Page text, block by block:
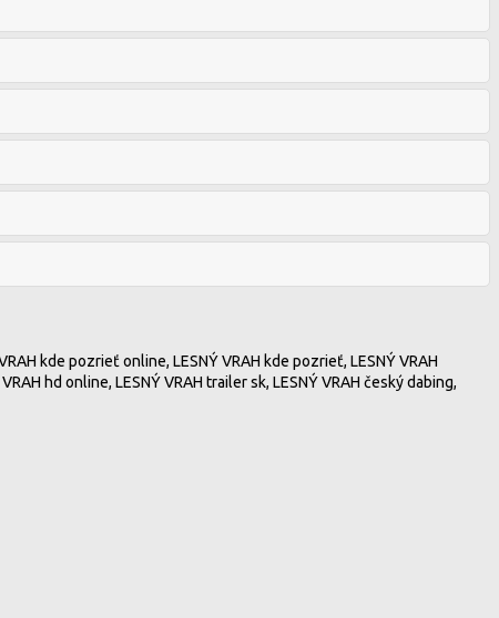
kde pozrieť online, LESNÝ VRAH kde pozrieť, LESNÝ VRAH
hd online, LESNÝ VRAH trailer sk, LESNÝ VRAH český dabing,